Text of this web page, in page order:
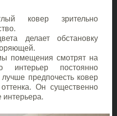
ковер зрительно
делает обстановку
помещения смотрят на
интерьер постоянно
предпочесть ковер
Он существенно
интерьера.